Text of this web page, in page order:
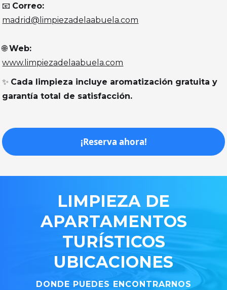
📧 Correo:
madrid@limpiezadelaabuela.com
🌐Web:
www.limpiezadelaabuela.com
✨ Cada limpieza incluye aromatización gratuita y
garantía total de satisfacción.
¡Reserva ahora!
LIMPIEZA DE
APARTAMENTOS
TURÍSTICOS
UBICACIONES
DONDE PUEDES ENCONTRARNOS